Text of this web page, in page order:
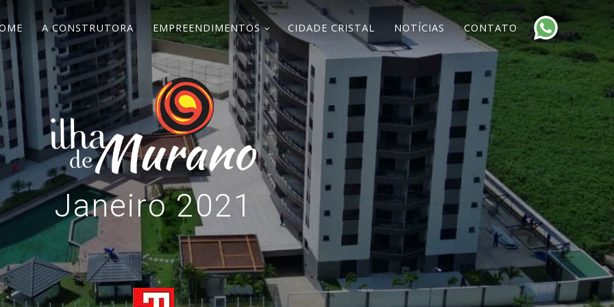
A CONSTRUTORA EMPREENDIMENTOS CIDADE CRISTAL NOTÍCIAS CONTATO
Janeiro 2021